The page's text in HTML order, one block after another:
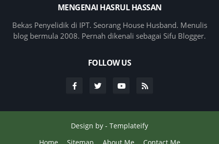
MENGENAI HASRUL HASSAN
Bekas Penyelidik di IPT. Seorang House Husband. Menulis
blog bermula 2008. Pernah dikenali sebagai Sifu Blogger.
FOLLOW US
Design by - Templateify